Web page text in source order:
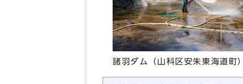
諸羽ダム（山科区安朱東海道町）